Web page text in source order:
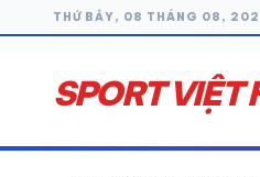
THỨ BẢY, 08 THÁNG 08,
SPORT VIỆT